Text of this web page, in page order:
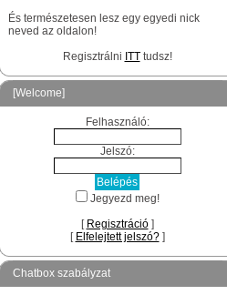
És természetesen lesz egy egyedi nick
neved az oldalon!
Regisztrálni ITTtudsz!
[Welcome]
Felhasználó:
Jelszó:
Jegyezd meg!
[ Regisztráció]
[ Elfelejtett jelszó?]
Chatbox szabályzat